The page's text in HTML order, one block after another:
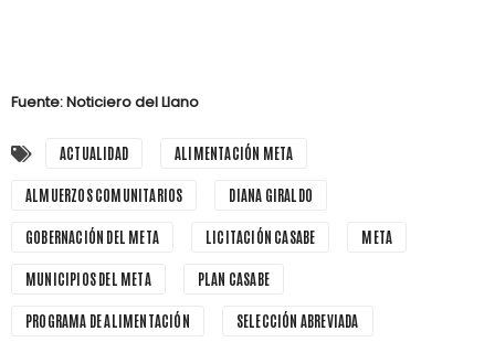
Fuente: Noticiero del Llano
ACTUALIDAD ALIMENTACIÓN META
ALMUERZOS COMUNITARIOS DIANA GIRALDO
GOBERNACIÓN DEL META LICITACIÓN CASABE META
MUNICIPIOS DEL META PLAN CASABE
PROGRAMA DE ALIMENTACIÓN SELECCIÓN ABREVIADA